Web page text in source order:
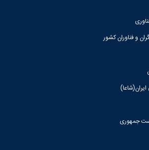
و فناوران کشور
جمهوری